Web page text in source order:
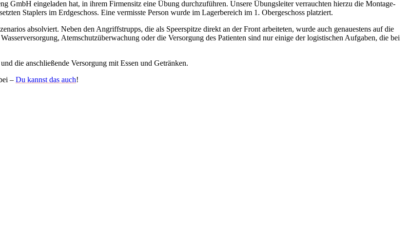
GmbH eingeladen hat, in ihrem Firmensitz eine Übung durchzuführen. Unsere Übungsleiter verrauchten hierzu die Montage-
Staplers im Erdgeschoss. Eine vermisste Person wurde im Lagerbereich im 1. Obergeschoss platziert.
absolviert. Neben den Angriffstrupps, die als Speerspitze direkt an der Front arbeiteten, wurde auch genauestens auf die
Atemschutzüberwachung oder die Versorgung des Patienten sind nur einige der logistischen Aufgaben, die bei
die anschließende Versorgung mit Essen und Getränken.
– Du kannst das auch!